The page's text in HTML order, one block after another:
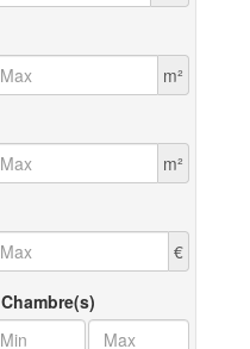
m²
m²
€
Chambre(s)